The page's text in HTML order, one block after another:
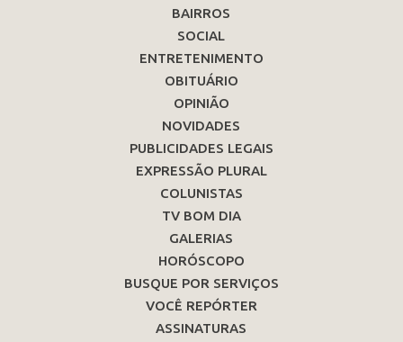
BAIRROS
SOCIAL
ENTRETENIMENTO
OBITUÁRIO
OPINIÃO
NOVIDADES
PUBLICIDADES LEGAIS
EXPRESSÃO PLURAL
COLUNISTAS
TV BOM DIA
GALERIAS
HORÓSCOPO
BUSQUE POR SERVIÇOS
VOCÊ REPÓRTER
ASSINATURAS